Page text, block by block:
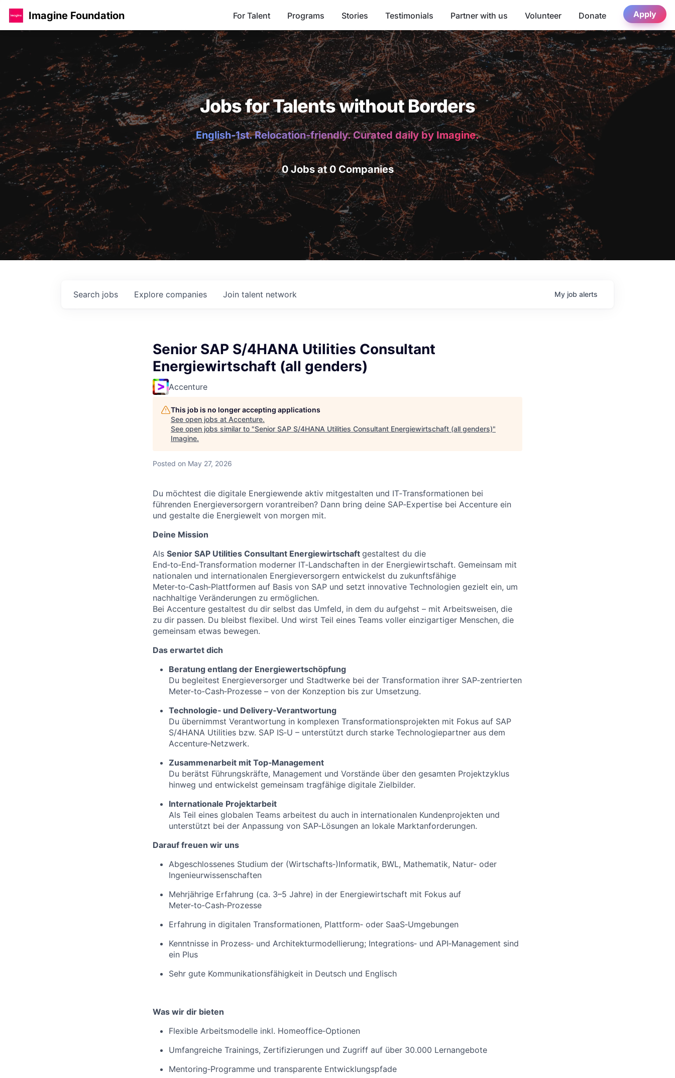
Imagine Foundation For Talent Programs Stories Testimonials Partner with us Volunteer Donate Apply
Jobs for Talents without Borders
English-1st. Relocation-friendly. Curated daily by Imagine.
0 Jobs at 0 Companies
Search jobs Explore companies Join talent network My job alerts
Senior SAP S/4HANA Utilities Consultant
Energiewirtschaft (all genders)
Accenture
This job is no longer accepting applications
See open jobs at Accenture.
See open jobs similar to "Senior SAP S/4HANA Utilities Consultant Energiewirtschaft (all genders)"
Imagine.
Posted on May 27, 2026
Du möchtest die digitale Energiewende aktiv mitgestalten und IT‑Transformationen bei
führenden Energieversorgern vorantreiben? Dann bring deine SAP‑Expertise bei Accenture ein
und gestalte die Energiewelt von morgen mit.
Deine Mission
Als Senior SAP Utilities Consultant Energiewirtschaft gestaltest du die
End‑to‑End‑Transformation moderner IT‑Landschaften in der Energiewirtschaft. Gemeinsam mit
nationalen und internationalen Energieversorgern entwickelst du zukunftsfähige
Meter‑to‑Cash‑Plattformen auf Basis von SAP und setzt innovative Technologien gezielt ein, um
nachhaltige Veränderungen zu ermöglichen.
Bei Accenture gestaltest du dir selbst das Umfeld, in dem du aufgehst – mit Arbeitsweisen, die
zu dir passen. Du bleibst flexibel. Und wirst Teil eines Teams voller einzigartiger Menschen, die
gemeinsam etwas bewegen.
Das erwartet dich
Beratung entlang der Energiewertschöpfung
Du begleitest Energieversorger und Stadtwerke bei der Transformation ihrer SAP‑zentrierten
Meter‑to‑Cash‑Prozesse – von der Konzeption bis zur Umsetzung.
Technologie‑ und Delivery‑Verantwortung
Du übernimmst Verantwortung in komplexen Transformationsprojekten mit Fokus auf SAP
S/4HANA Utilities bzw. SAP IS‑U – unterstützt durch starke Technologiepartner aus dem
Accenture‑Netzwerk.
Zusammenarbeit mit Top‑Management
Du berätst Führungskräfte, Management und Vorstände über den gesamten Projektzyklus
hinweg und entwickelst gemeinsam tragfähige digitale Zielbilder.
Internationale Projektarbeit
Als Teil eines globalen Teams arbeitest du auch in internationalen Kundenprojekten und
unterstützt bei der Anpassung von SAP‑Lösungen an lokale Marktanforderungen.
Darauf freuen wir uns
Abgeschlossenes Studium der (Wirtschafts‑)Informatik, BWL, Mathematik, Natur‑ oder
Ingenieurwissenschaften
Mehrjährige Erfahrung (ca. 3–5 Jahre) in der Energiewirtschaft mit Fokus auf
Meter‑to‑Cash‑Prozesse
Erfahrung in digitalen Transformationen, Plattform‑ oder SaaS‑Umgebungen
Kenntnisse in Prozess‑ und Architekturmodellierung; Integrations‑ und API‑Management sind
ein Plus
Sehr gute Kommunikationsfähigkeit in Deutsch und Englisch
Was wir dir bieten
Flexible Arbeitsmodelle inkl. Homeoffice‑Optionen
Umfangreiche Trainings, Zertifizierungen und Zugriff auf über 30.000 Lernangebote
Mentoring‑Programme und transparente Entwicklungspfade